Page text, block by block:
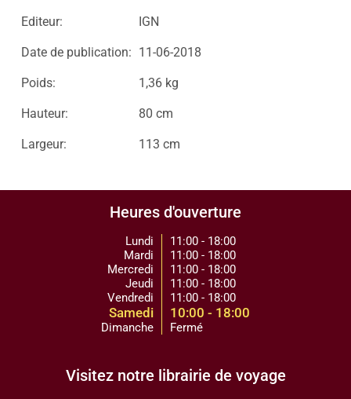
Editeur: IGN
Date de publication: 11-06-2018
Poids: 1,36 kg
Hauteur: 80 cm
Largeur: 113 cm
Heures d'ouverture
Lundi
Mardi
Mercredi
Jeudi
Vendredi
Samedi
Dimanche
11:00 - 18:00
11:00 - 18:00
11:00 - 18:00
11:00 - 18:00
11:00 - 18:00
10:00 - 18:00
Fermé
Visitez notre librairie de voyage